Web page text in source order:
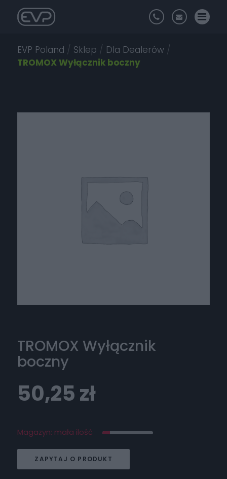
EVP Poland / Sklep / Dla Dealerów /
TROMOX Wyłącznik boczny
TROMOX Wyłącznik
boczny
50,25zł
Magazyn: mała ilość
ZAPYTAJ O PRODUKT